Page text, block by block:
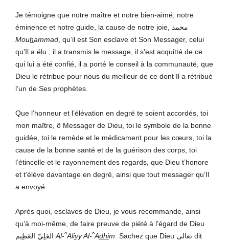
Je témoigne que notre maître et notre bien-aimé, notre
éminence et notre guide, la cause de notre joie, محمد
Mouhammad , qu’il est Son esclave et Son Messager, celui
qu’Il a élu ; il a transmis le message, il s’est acquitté de ce
qui lui a été confié, il a porté le conseil à la communauté, que
Dieu le rétribue pour nous du meilleur de ce dont Il a rétribué
l’un de Ses prophètes.
Que l’honneur et l’élévation en degré te soient accordés, toi
mon maître, ô Messager de Dieu, toi le symbole de la bonne
guidée, toi le remède et le médicament pour les cœurs, toi la
cause de la bonne santé et de la guérison des corps, toi
l’étincelle et le rayonnement des regards, que Dieu t’honore
et t’élève davantage en degré, ainsi que tout messager qu’Il
a envoyé.
Après quoi, esclaves de Dieu, je vous recommande, ainsi
qu’à moi-même, de faire preuve de piété à l’égard de Dieu
Al-^Aliyy Al-^Adhim . Sachez que Dieu تعالى dit